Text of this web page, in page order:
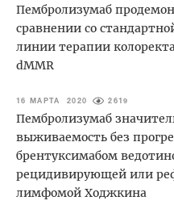
Пембролизумаб
сравнении со
линии терапии
dMMR
16 МАРТА 2020 2619
Пембролизумаб
выживаемость без
брентуксимабом
рецидивирующей или
лимфомой Ходжкина